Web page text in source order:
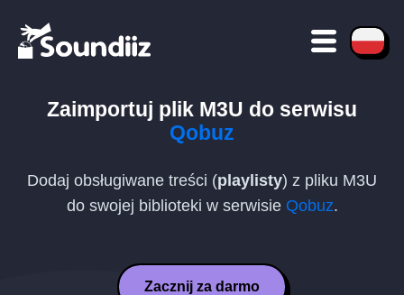
Zaimportuj plik M3U do serwisu
Qobuz
Dodaj obsługiwane treści (playlisty) z pliku M3U
do swojej biblioteki w serwisie Qobuz.
Zacznij za darmo